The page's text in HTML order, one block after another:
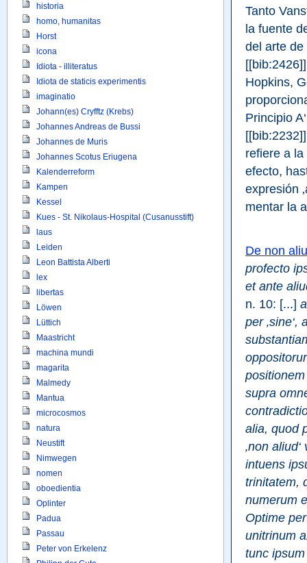
historia
homo, humanitas
Horst
icona
Idiota - illiteratus
Idiota de staticis experimentis
imaginatio
Johann(es) Cryfftz (Krebs)
Johannes Andreas de Bussi
Johannes de Muris
Johannes Scotus Eriugena
Kalenderreform
Kampen
Kessel
Kues - St. Nikolaus-Hospital (Cusanusstift)
laus
Leiden
Leon Battista Alberti
lex
libertas
Löwen
Lüttich
Maastricht
machina mundi
magarita
Malmedy
Mantua
microcosmos
natura
Neustift
Nimwegen
nomen
oboedientia
Oplinter
Padua
Passau
Peter von Erkelenz
Tanto
la fuente
del arte
Hopkins,
Principio
refiere a
efecto,
expresión
mentar la
De non
profecto
et ante
n. 10: [...]
per ‚sine‘,
supra
alia, quod
‚non
intuens
trinitatem,
numerum
Optime
unitrinum
tunc